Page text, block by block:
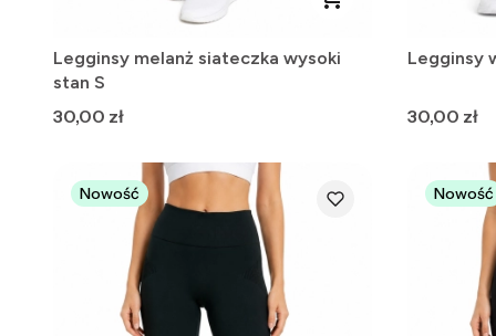
Legginsy melanż siateczka wysoki
stan S
Cena
30,00 zł
Legginsy
Cena
30,00 zł
Nowość Nowość